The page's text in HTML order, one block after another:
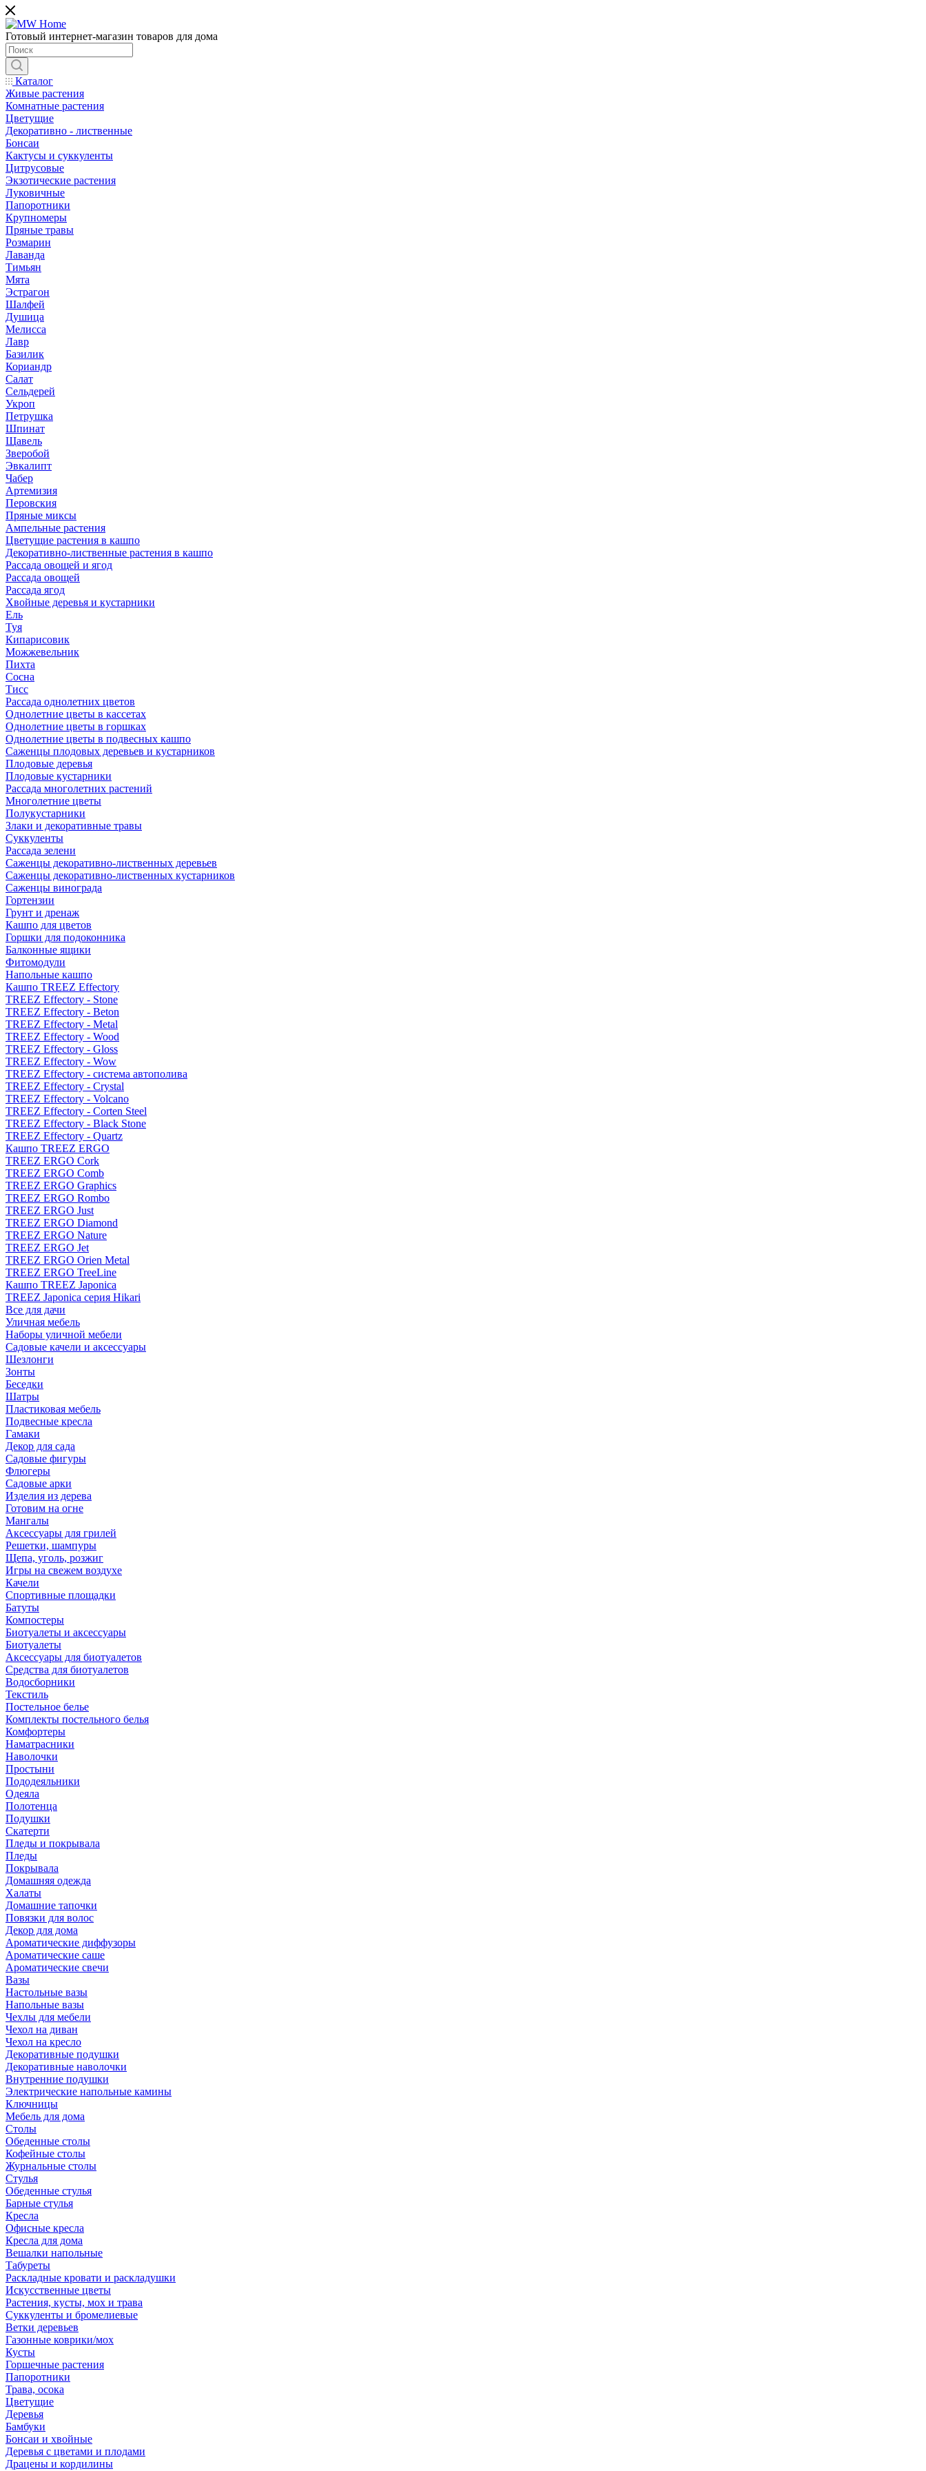
Готовый интернет-магазин товаров для дома
Каталог
Живые растения
Комнатные растения
Цветущие
Декоративно - лиственные
Бонсаи
Кактусы и суккуленты
Цитрусовые
Экзотические растения
Луковичные
Папоротники
Крупномеры
Пряные травы
Розмарин
Лаванда
Тимьян
Мята
Эстрагон
Шалфей
Душица
Мелисса
Лавр
Базилик
Кориандр
Салат
Сельдерей
Укроп
Петрушка
Шпинат
Щавель
Зверобой
Эвкалипт
Чабер
Артемизия
Перовския
Пряные миксы
Ампельные растения
Цветущие растения в кашпо
Декоративно-лиственные растения в кашпо
Рассада овощей и ягод
Рассада овощей
Рассада ягод
Хвойные деревья и кустарники
Ель
Туя
Кипарисовик
Можжевельник
Пихта
Сосна
Тисc
Рассада однолетних цветов
Однолетние цветы в кассетах
Однолетние цветы в горшках
Однолетние цветы в подвесных кашпо
Саженцы плодовых деревьев и кустарников
Плодовые деревья
Плодовые кустарники
Рассада многолетних растений
Многолетние цветы
Полукустарники
Злаки и декоративные травы
Суккуленты
Рассада зелени
Саженцы декоративно-лиственных деревьев
Саженцы декоративно-лиственных кустарников
Саженцы винограда
Гортензии
Грунт и дренаж
Кашпо для цветов
Горшки для подоконника
Балконные ящики
Фитомодули
Напольные кашпо
Кашпо TREEZ Effectory
TREEZ Effectory - Stone
TREEZ Effectory - Beton
TREEZ Effectory - Metal
TREEZ Effectory - Wood
TREEZ Effectory - Gloss
TREEZ Effectory - Wow
TREEZ Effectory - система автополива
TREEZ Effectory - Crystal
TREEZ Effectory - Volcano
TREEZ Effectory - Corten Steel
TREEZ Effectory - Black Stone
TREEZ Effectory - Quartz
Кашпо TREEZ ERGO
TREEZ ERGO Cork
TREEZ ERGO Comb
TREEZ ERGO Graphics
TREEZ ERGO Rombo
TREEZ ERGO Just
TREEZ ERGO Diamond
TREEZ ERGO Nature
TREEZ ERGO Jet
TREEZ ERGO Orien Metal
TREEZ ERGO TreeLine
Кашпо TREEZ Japonica
TREEZ Japonica серия Hikari
Все для дачи
Уличная мебель
Наборы уличной мебели
Садовые качели и аксессуары
Шезлонги
Зонты
Беседки
Шатры
Пластиковая мебель
Подвесные кресла
Гамаки
Декор для сада
Садовые фигуры
Флюгеры
Садовые арки
Изделия из дерева
Готовим на огне
Мангалы
Аксессуары для грилей
Решетки, шампуры
Щепа, уголь, розжиг
Игры на свежем воздухе
Качели
Спортивные площадки
Батуты
Компостеры
Биотуалеты и аксессуары
Биотуалеты
Аксессуары для биотуалетов
Средства для биотуалетов
Водосборники
Текстиль
Постельное белье
Комплекты постельного белья
Комфортеры
Наматрасники
Наволочки
Простыни
Пододеяльники
Одеяла
Полотенца
Подушки
Скатерти
Пледы и покрывала
Пледы
Покрывала
Домашняя одежда
Халаты
Домашние тапочки
Повязки для волос
Декор для дома
Ароматические диффузоры
Ароматические саше
Ароматические свечи
Вазы
Настольные вазы
Напольные вазы
Чехлы для мебели
Чехол на диван
Чехол на кресло
Декоративные подушки
Декоративные наволочки
Внутренние подушки
Электрические напольные камины
Ключницы
Мебель для дома
Столы
Обеденные столы
Кофейные столы
Журнальные столы
Стулья
Обеденные стулья
Барные стулья
Кресла
Офисные кресла
Кресла для дома
Вешалки напольные
Табуреты
Раскладные кровати и раскладушки
Искусственные цветы
Растения, кусты, мох и трава
Суккуленты и бромелиевые
Ветки деревьев
Газонные коврики/мох
Кусты
Горшечные растения
Папоротники
Трава, осока
Цветущие
Деревья
Бамбуки
Бонсаи и хвойные
Деревья с цветами и плодами
Драцены и кордилины